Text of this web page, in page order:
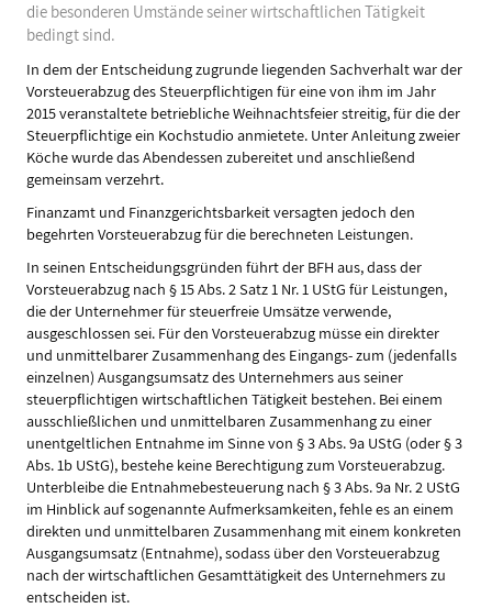
die besonderen Umstände seiner wirtschaftlichen Tätigkeit
bedingt sind.
In dem der Entscheidung zugrunde liegenden Sachverhalt war der
Vorsteuerabzug des Steuerpflichtigen für eine von ihm im Jahr
2015 veranstaltete betriebliche Weihnachtsfeier streitig, für die der
Steuerpflichtige ein Kochstudio anmietete. Unter Anleitung zweier
Köche wurde das Abendessen zubereitet und anschließend
gemeinsam verzehrt.
Finanzamt und Finanzgerichtsbarkeit versagten jedoch den
begehrten Vorsteuerabzug für die berechneten Leistungen.
In seinen Entscheidungsgründen führt der BFH aus, dass der
Vorsteuerabzug nach § 15 Abs. 2 Satz 1 Nr. 1 UStG für Leistungen,
die der Unternehmer für steuerfreie Umsätze verwende,
ausgeschlossen sei. Für den Vorsteuerabzug müsse ein direkter
und unmittelbarer Zusammenhang des Eingangs- zum (jedenfalls
einzelnen) Ausgangsumsatz des Unternehmers aus seiner
steuerpflichtigen wirtschaftlichen Tätigkeit bestehen. Bei einem
ausschließlichen und unmittelbaren Zusammenhang zu einer
unentgeltlichen Entnahme im Sinne von § 3 Abs. 9a UStG (oder § 3
Abs. 1b UStG), bestehe keine Berechtigung zum Vorsteuerabzug.
Unterbleibe die Entnahmebesteuerung nach § 3 Abs. 9a Nr. 2 UStG
im Hinblick auf sogenannte Aufmerksamkeiten, fehle es an einem
direkten und unmittelbaren Zusammenhang mit einem konkreten
Ausgangsumsatz (Entnahme), sodass über den Vorsteuerabzug
nach der wirtschaftlichen Gesamttätigkeit des Unternehmers zu
entscheiden ist.